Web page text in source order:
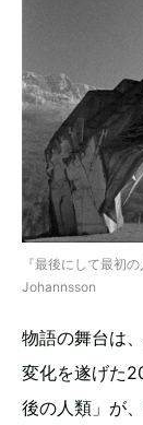
『最後にして最初
Johannsson
物語の舞台は
変化を遂げた
後の人類」が